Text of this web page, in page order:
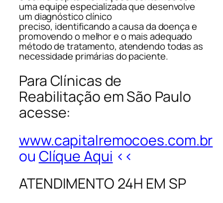
uma equipe especializada que desenvolve
um diagnóstico clínico
preciso, identificando a causa da doença e
promovendo o melhor e o mais adequado
método de tratamento, atendendo todas as
necessidade primárias do paciente.
Para Clínicas de
Reabilitação em São Paulo
acesse:
www.capitalremocoes.com.br
ou Clíque Aqui <<
ATENDIMENTO 24H EM SP